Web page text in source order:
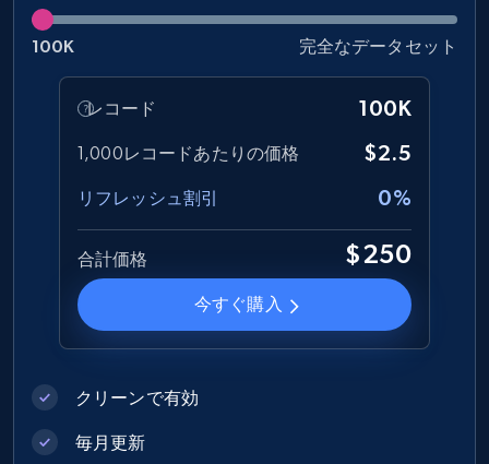
amazon, Description amazon, Initial price
amazon, Currency amazon, Availability amazon,
and more.
1.2K+ 132+ 今すぐ購入
Zara - Products
Category id, Product id, Product name, Price,
more.
eCommerce
100K 完全なデータセット
レコード 100K
1,000レコードあたりの価格 $2.5
リフレッシュ割引 0%
合計価格 $250
今すぐ購入
クリーンで有効
毎月更新